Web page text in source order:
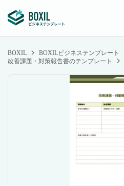
BOXIL
BOXILビジネステンプレート
改善課題・対策報告書のテンプレート